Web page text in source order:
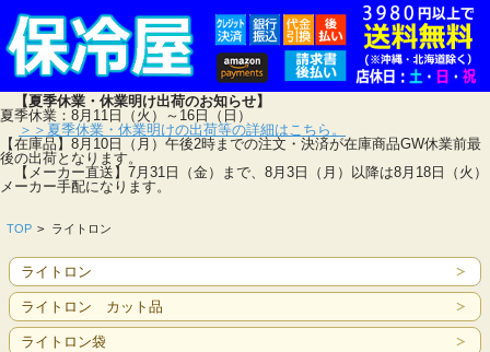
【夏季休業・休業明け出荷のお知らせ】
夏季休業：8月11日（火）～16日（日）
＞＞夏季休業・休業明けの出荷等の詳細はこちら。
【在庫品】8月10日（月）午後2時までの注文・決済が在庫商品GW休業前最
後の出荷となります。
【メーカー直送】7月31日（金）まで、8月3日（月）以降は8月18日（火）
メーカー手配になります。
TOP > ライトロン
ライトロン
ライトロン カット品
ライトロン袋